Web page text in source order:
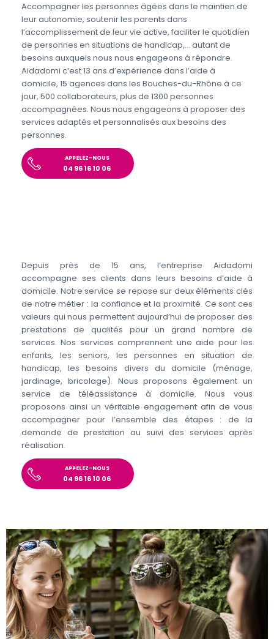
Accompagner les personnes âgées dans le maintien de
leur autonomie, soutenir les parents dans
l’accomplissement de leur vie active, faciliter le quotidien
de personnes en situations de handicap,… autant de
besoins auxquels nous nous engageons à répondre.
Aidadomi c’est 13 ans d’expérience dans l’aide à
domicile, 15 agences dans les Bouches-du-Rhône à ce
jour, 500 collaborateurs, plus de 1300 personnes
accompagnées. Nous nous engageons à proposer des
services adaptés et personnalisés aux besoins des
personnes.
APPELEZ-NOUS
04 96 16 10 06
Depuis près de 15 ans, l’entreprise Aidadomi
accompagne ses clients dans leurs besoins d’aide à
domicile. Notre service se repose sur deux éléments clés
de notre métier : la confiance et la proximité. Ce sont ces
valeurs qui nous permettent aujourd’hui de proposer des
prestations de qualités pour un grand nombre de
services. Nos services comprennent une aide pour les
enfants, les seniors, les personnes en situation de
handicap, les besoins divers du domicile (ménage,
jardinage, bricolage). Nous proposons également un
service de téléassistance à domicile. Nous vous
proposons ainsi un véritable engagement afin de vous
accompagner pour l’ensemble des étapes : de la
demande de prestation au suivi des services après
réalisation.
APPELEZ-NOUS
04 96 16 10 06